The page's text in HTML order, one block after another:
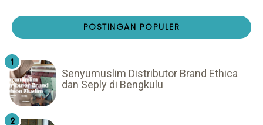
POSTINGAN POPULER
Senyumuslim Distributor Brand Ethica
dan Seply di Bengkulu